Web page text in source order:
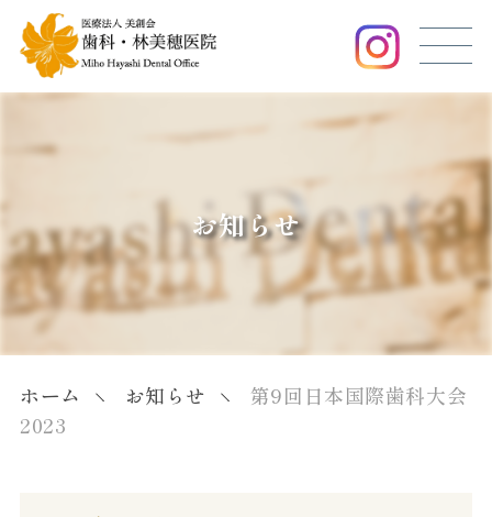
お知らせ
ホーム お知らせ
第9回日本国際歯科大会
2023